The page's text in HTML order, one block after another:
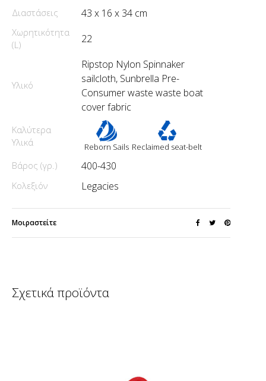
Διαστάσεις 43 x 16 x 34 cm
Χωρητικότητα
(L)
22
Υλικό
Ripstop Nylon Spinnaker
sailcloth, Sunbrella Pre-
Consumer waste waste boat
cover fabric
Καλύτερα
Υλικά
Reborn Sails Reclaimed seat-belt
Βάρος (γρ.) 400-430
Κολεξιόν Legacies
Μοιραστείτε
Σχετικά προϊόντα